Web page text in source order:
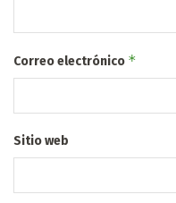
Correo electrónico *
Sitio web